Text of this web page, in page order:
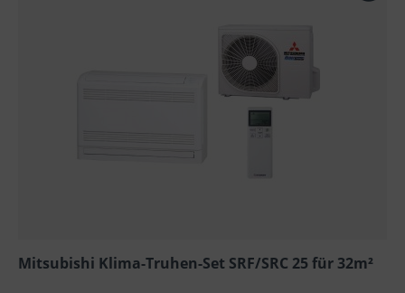
Mitsubishi Klima-Truhen-Set SRF/SRC 25 für 32m²